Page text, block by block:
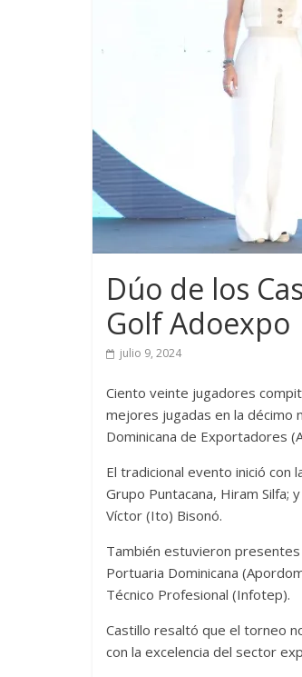
Dúo de los
Golf Adoexpo
julio 9, 2024
Ciento veinte jugadores
mejores jugadas en la décimo
Dominicana de Exportadores
El tradicional evento inició
Grupo Puntacana, Hiram Silfa;
Víctor (Ito) Bisonó.
También estuvieron
Portuaria Dominicana
Técnico Profesional (Infotep).
Castillo resaltó que el torneo
con la excelencia del sector